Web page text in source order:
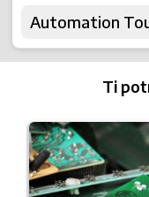
Automation
Ti